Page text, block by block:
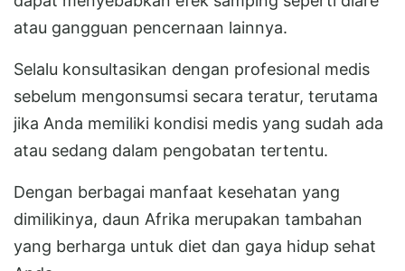
atau gangguan pencernaan lainnya.
Selalu konsultasikan dengan profesional medis
sebelum mengonsumsi secara teratur, terutama
jika Anda memiliki kondisi medis yang sudah ada
atau sedang dalam pengobatan tertentu.
Dengan berbagai manfaat kesehatan yang
dimilikinya, daun Afrika merupakan tambahan
yang berharga untuk diet dan gaya hidup sehat